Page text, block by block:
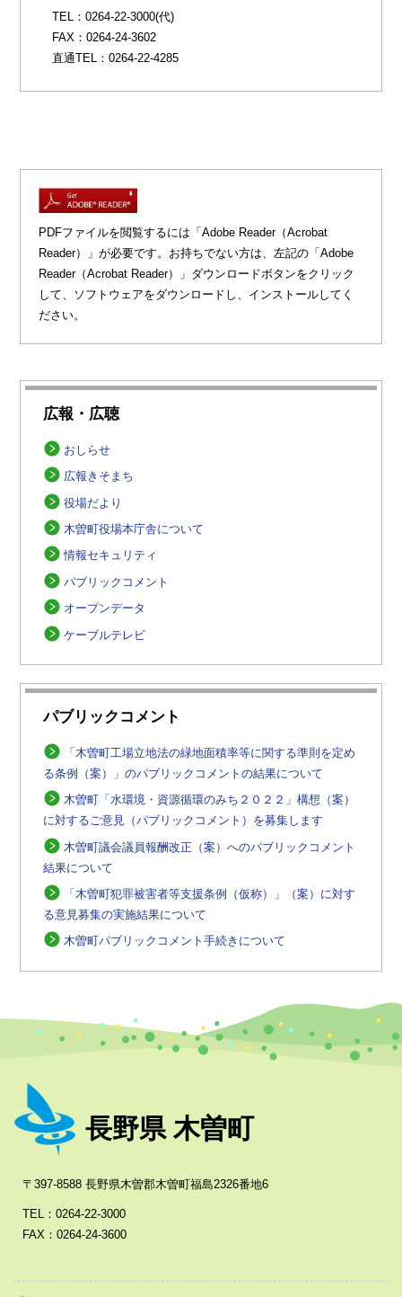
広報・広聴
おしらせ
広報きそまち
役場だより
木曽町役場本庁舎について
情報セキュリティ
パブリックコメント
オープンデータ
ケーブルテレビ
パブリックコメント
「木曽町工場立地法の緑地面積率等に関する準則を定め
る条例（案）」のパブリックコメントの結果について
木曽町「水環境・資源循環のみち２０２２」構想（案）
に対するご意見（パブリックコメント）を募集します
木曽町議会議員報酬改正（案）へのパブリックコメント
結果について
「木曽町犯罪被害者等支援条例（仮称）」（案）に対す
る意見募集の実施結果について
木曽町パブリックコメント手続きについて
TEL：0264-22-3000(代)
FAX：0264-24-3602
直通TEL：0264-22-4285
PDFファイルを閲覧するには「Adobe Reader（Acrobat
Reader）」が必要です。お持ちでない方は、左記の「Adobe
Reader（Acrobat Reader）」ダウンロードボタンをクリック
して、ソフトウェアをダウンロードし、インストールしてく
ださい。
長野県 木曽町
〒397-8588 長野県木曽郡木曽町福島2326番地6
TEL：0264-22-3000
FAX：0264-24-3600